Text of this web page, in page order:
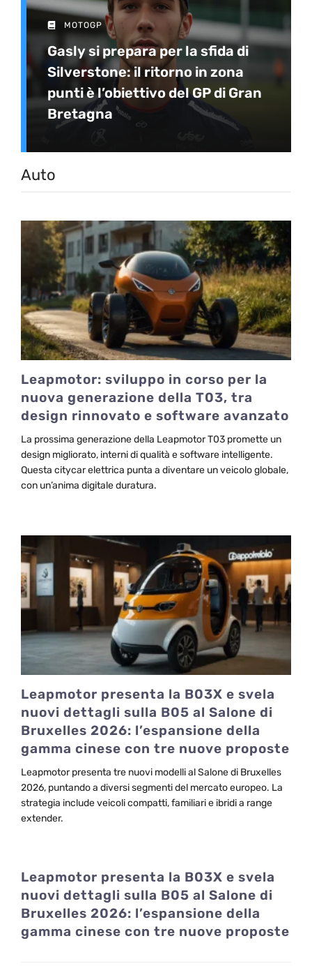
MOTOGP
Gasly si prepara per la sfida di
Silverstone: il ritorno in zona
punti è l’obiettivo del GP di Gran
Bretagna
Auto
Leapmotor: sviluppo in corso per la
nuova generazione della T03, tra
design rinnovato e software avanzato
La prossima generazione della Leapmotor T03 promette un
design migliorato, interni di qualità e software intelligente.
Questa citycar elettrica punta a diventare un veicolo globale,
con un’anima digitale duratura.
Leapmotor presenta la B03X e svela
nuovi dettagli sulla B05 al Salone di
Bruxelles 2026: l’espansione della
gamma cinese con tre nuove proposte
Leapmotor presenta tre nuovi modelli al Salone di Bruxelles
2026, puntando a diversi segmenti del mercato europeo. La
strategia include veicoli compatti, familiari e ibridi a range
extender.
Leapmotor presenta la B03X e svela
nuovi dettagli sulla B05 al Salone di
Bruxelles 2026: l’espansione della
gamma cinese con tre nuove proposte